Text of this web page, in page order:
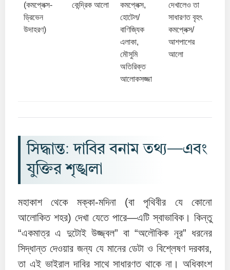
(কমপ্লেক্স-
ড্রিভেন
উদাহরণ)
কেন্দ্রিক আলো
কমপ্লেক্স,
হোটেল/
বাণিজ্যিক
এলাকা,
মৌসুমি
অতিরিক্ত
আলোকসজ্জা
দেখালেও তা
সাধারণত বৃহৎ
কমপ্লেক্স/
আশপাশের
আলো
সিদ্ধান্ত: দাবির বনাম তথ্য—এবং
যুক্তির শৃঙ্খলা
মহাকাশ থেকে মক্কা-মদিনা (বা পৃথিবীর যে কোনো
আলোকিত শহর) দেখা যেতে পারে—এটি স্বাভাবিক। কিন্তু
“একমাত্র এ দুটোই উজ্জ্বল” বা “অলৌকিক নূর” ধরনের
সিদ্ধান্ত দেওয়ার জন্য যে মানের ডেটা ও বিশ্লেষণ দরকার,
তা এই ভাইরাল দাবির সাথে সাধারণত থাকে না। অধিকাংশ